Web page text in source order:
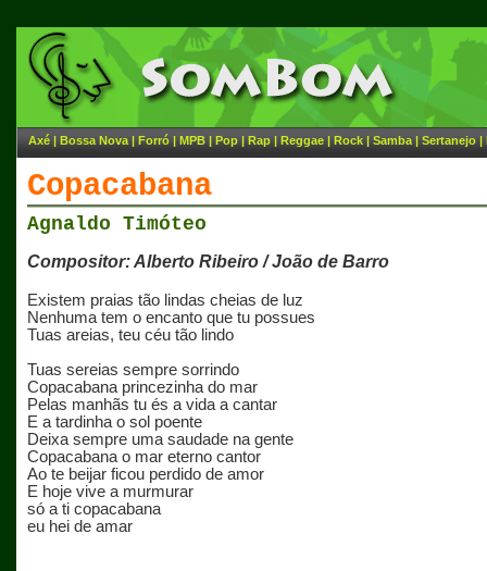
Axé | Bossa Nova | Forró | MPB | Pop | Rap | Reggae | Rock | Samba | Sertanejo |
Copacabana
Agnaldo Timóteo
Compositor: Alberto Ribeiro / João de Barro
Existem praias tão lindas cheias de luz
Nenhuma tem o encanto que tu possues
Tuas areias, teu céu tão lindo
Tuas sereias sempre sorrindo
Copacabana princezinha do mar
Pelas manhãs tu és a vida a cantar
E a tardinha o sol poente
Deixa sempre uma saudade na gente
Copacabana o mar eterno cantor
Ao te beijar ficou perdido de amor
E hoje vive a murmurar
só a ti copacabana
eu hei de amar